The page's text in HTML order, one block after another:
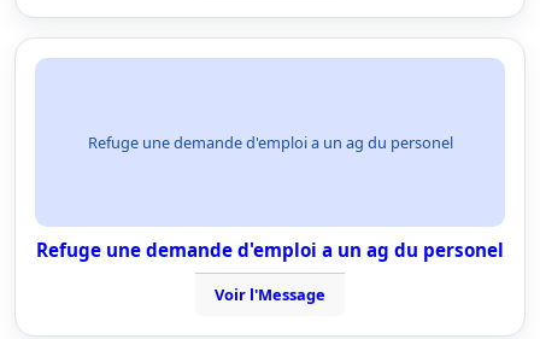
Refuge une demande d'emploi a un ag du personel
Refuge une demande d'emploi a un ag du personel
Voir l'Message